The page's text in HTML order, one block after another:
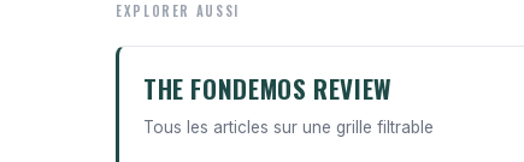
EXPLORER AUSSI
THE FONDEMOS REVIEW
Tous les articles sur une grille filtrable